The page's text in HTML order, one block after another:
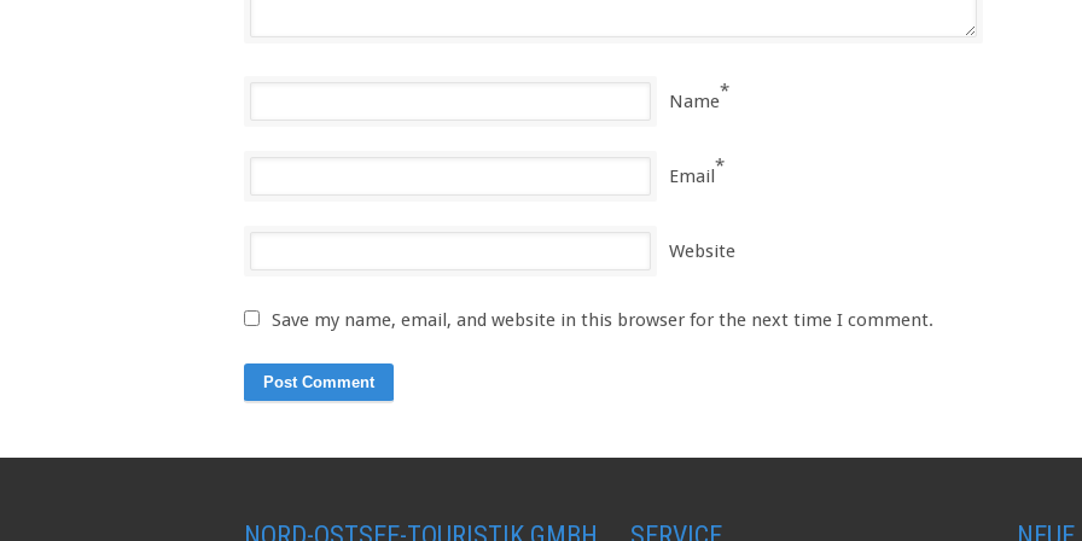
Name*
Email*
Website
Save my name, email, and website in this browser for the next time I comment.